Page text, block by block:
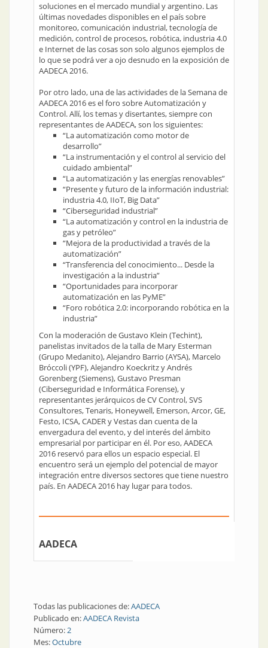
soluciones en el mercado mundial y argentino. Las
últimas novedades disponibles en el país sobre
monitoreo, comunicación industrial, tecnología de
medición, control de procesos, robótica, industria 4.0
e Internet de las cosas son solo algunos ejemplos de
lo que se podrá ver a ojo desnudo en la exposición de
AADECA 2016.
Por otro lado, una de las actividades de la Semana de
AADECA 2016 es el foro sobre Automatización y
Control. Allí, los temas y disertantes, siempre con
representantes de AADECA, son los siguientes:
“La automatización como motor de
desarrollo”
“La instrumentación y el control al servicio del
cuidado ambiental”
“La automatización y las energías renovables”
“Presente y futuro de la información industrial:
industria 4.0, IIoT, Big Data”
“Ciberseguridad industrial”
“La automatización y control en la industria de
gas y petróleo”
“Mejora de la productividad a través de la
automatización”
“Transferencia del conocimiento... Desde la
investigación a la industria”
“Oportunidades para incorporar
automatización en las PyME”
“Foro robótica 2.0: incorporando robótica en la
industria”
Con la moderación de Gustavo Klein (Techint),
panelistas invitados de la talla de Mary Esterman
(Grupo Medanito), Alejandro Barrio (AYSA), Marcelo
Bróccoli (YPF), Alejandro Koeckritz y Andrés
Gorenberg (Siemens), Gustavo Presman
(Ciberseguridad e Informática Forense), y
representantes jerárquicos de CV Control, SVS
Consultores, Tenaris, Honeywell, Emerson, Arcor, GE,
Festo, ICSA, CADER y Vestas dan cuenta de la
envergadura del evento, y del interés del ámbito
empresarial por participar en él. Por eso, AADECA
2016 reservó para ellos un espacio especial. El
encuentro será un ejemplo del potencial de mayor
integración entre diversos sectores que tiene nuestro
país. En AADECA 2016 hay lugar para todos.
AADECA
Todas las publicaciones de:AADECA
Publicado en:AADECA Revista
Número:2
Mes:Octubre